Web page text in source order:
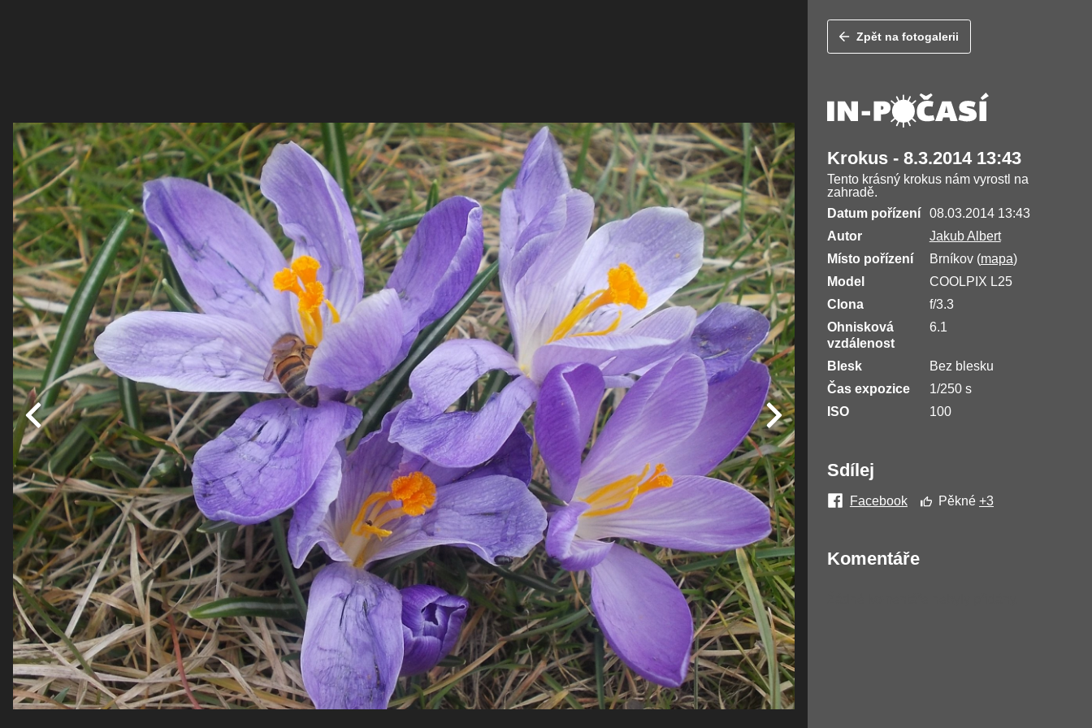
Zpět na fotogalerii
Krokus - 8.3.2014 13:43
Tento krásný krokus nám vyrostl na
zahradě.
Datum pořízení
08.03.2014 13:43
Autor
Jakub Albert
Místo pořízení
Brníkov (mapa)
Model
COOLPIX L25
Clona
f/3.3
Ohnisková
vzdálenost
6.1
Blesk
Bez blesku
Čas expozice
1/250 s
ISO
100
Sdílej
Facebook Pěkné +3
Komentáře